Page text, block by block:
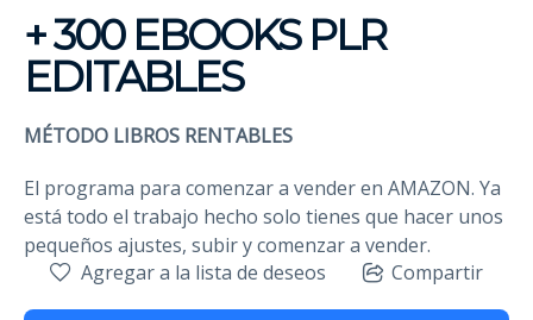
+ 300 EBOOKS PLR
EDITABLES
MÉTODO LIBROS RENTABLES
El programa para comenzar a vender en AMAZON. Ya
está todo el trabajo hecho solo tienes que hacer unos
pequeños ajustes, subir y comenzar a vender.
Agregar a la lista de deseos
Compartir